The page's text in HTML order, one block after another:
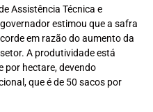
Assistência Técnica e
estimou que a safra
em razão do aumento da
A produtividade está
por hectare, devendo
que é de 50 sacos por